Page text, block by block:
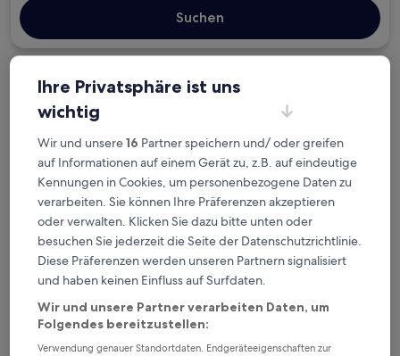
Suchen
Kostenlose Stornierung bei
Planänderungen
Verdiene Prämien für jede
wahrgenommene Übernachtung
Mehr sparen mit Preisen für Mitglieder
Heute
6. Aug. - 7. Aug.
7. Aug. - 8. Aug.
Ihre Privatsphäre ist uns
wichtig
Wir und unsere16 Partner speichern und/ oder greifen
auf Informationen auf einem Gerät zu, z.B. auf eindeutige
Kennungen in Cookies, um personenbezogene Daten zu
verarbeiten. Sie können Ihre Präferenzen akzeptieren
oder verwalten. Klicken Sie dazu bitte unten oder
besuchen Sie jederzeit die Seite der Datenschutzrichtlinie.
Diese Präferenzen werden unseren Partnern signalisiert
und haben keinen Einfluss auf Surfdaten.
Wir und unsere Partner verarbeiten Daten, um
Folgendes bereitzustellen:
Verwendung genauer Standortdaten. Endgeräteeigenschaften zur